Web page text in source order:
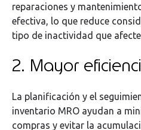
reparaciones y
efectiva, lo que reduce
tipo de inactividad que
2. Mayor
La planificación y el
inventario MRO ayudan a
compras y evitar la